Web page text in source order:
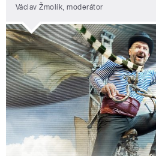
Václav Žmolík, moderátor